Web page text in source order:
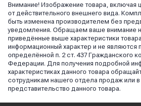
Внимание! Изображение товара, включая
от действительного внешнего вида.
быть изменена производителем без
уведомления. Обращаем ваше внимание
приведённые выше характеристики
информационный характер и не являются
определённой п. 2 ст. 437 Гражданского
Федерации. Для получения подробной
характеристиках данного товара
сотрудникам нашего отдела продаж или
представительство данного товара.